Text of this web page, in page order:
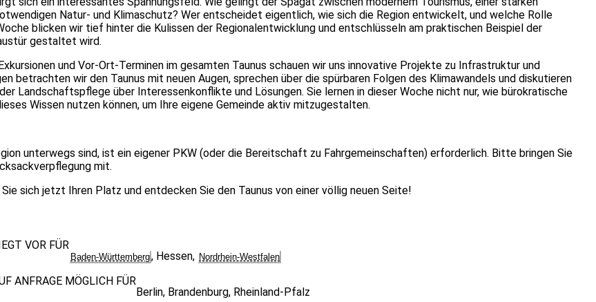
Natur- und Klimaschutz? Wer entscheidet eigentlich, wie sich die Region entwickelt, und welche Rolle
blicken wir tief hinter die Kulissen der Regionalentwicklung und entschlüsseln am praktischen Beispiel der
gestaltet wird.
und Vor-Ort-Terminen im gesamten Taunus schauen wir uns innovative Projekte zu Infrastruktur und
betrachten wir den Taunus mit neuen Augen, sprechen über die spürbaren Folgen des Klimawandels und diskutieren
Landschaftspflege über Interessenkonflikte und Lösungen. Sie lernen in dieser Woche nicht nur, wie bürokratische
Wissen nutzen können, um Ihre eigene Gemeinde aktiv mitzugestalten.
unterwegs sind, ist ein eigener PKW (oder die Bereitschaft zu Fahrgemeinschaften) erforderlich. Bitte bringen Sie
mit.
sich jetzt Ihren Platz und entdecken Sie den Taunus von einer völlig neuen Seite!
VOR FÜR
Baden-Württemberg, Hessen, Nordrhein-Westfalen
ANFRAGE MÖGLICH FÜR
Berlin, Brandenburg, Rheinland-Pfalz